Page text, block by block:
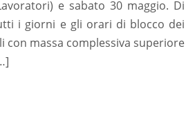
e sabato 30 maggio. Di
i giorni e gli orari di blocco dei
con massa complessiva superiore